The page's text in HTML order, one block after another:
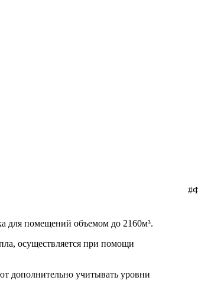
для помещений объемом до 2160м³.
осуществляется при помощи
дополнительно учитывать уровни